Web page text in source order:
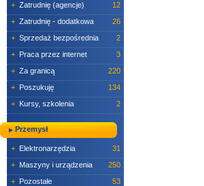
+ Zatrudnię (agencje)
12
+ Zatrudnię - dodatkowa
26
+ Sprzedaż bezpośrednia
2
+ Praca przez internet
3
+ Za granicą
220
+ Poszukuję
134
+ Kursy, szkolenia 2
Przemysł
+ Elektronarzędzia
31
+ Maszyny i urządzenia
250
+ Pozostałe 53